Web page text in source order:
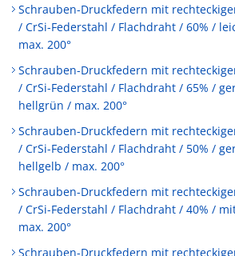
Schrauben-Druckfedern mit
/ CrSi-Federstahl / Flachdraht / 60% /
max. 200°
Schrauben-Druckfedern mit
/ CrSi-Federstahl / Flachdraht / 65% /
hellgrün / max. 200°
Schrauben-Druckfedern mit
/ CrSi-Federstahl / Flachdraht / 50% /
hellgelb / max. 200°
Schrauben-Druckfedern mit
/ CrSi-Federstahl / Flachdraht / 40% /
max. 200°
Schrauben-Druckfedern mit